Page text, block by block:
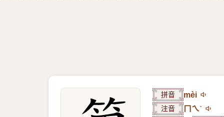
拼音 mèi
注音 ㄇㄟˋ